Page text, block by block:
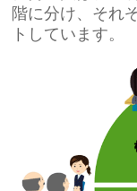
階に分け、それ
トしています。